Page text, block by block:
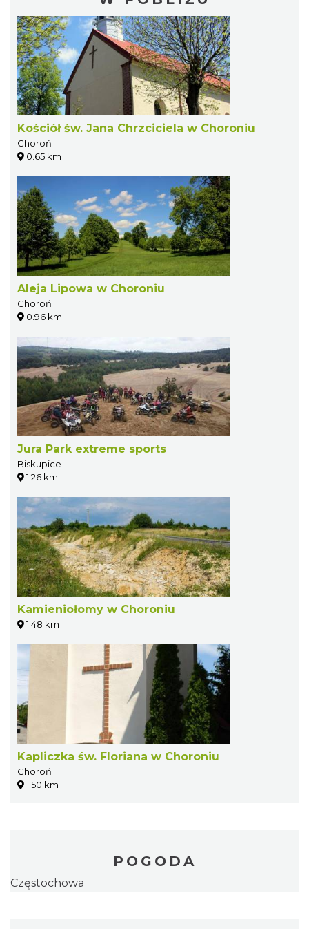
Kościół św. Jana Chrzciciela w Choroniu
Choroń
0.65 km
Aleja Lipowa w Choroniu
Choroń
0.96 km
Jura Park extreme sports
Biskupice
1.26 km
Kamieniołomy w Choroniu
1.48 km
Kapliczka św. Floriana w Choroniu
Choroń
1.50 km
POGODA
Częstochowa